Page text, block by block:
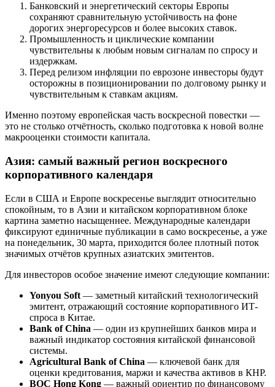
Банковский и энергетический секторы Европы
сохраняют сравнительную устойчивость на фоне
дорогих энергоресурсов и более высоких ставок.
Промышленность и циклические компании
чувствительны к любым новым сигналам по спросу и
издержкам.
Перед релизом инфляции по еврозоне инвесторы будут
осторожны в позиционировании по долговому рынку и
чувствительным к ставкам акциям.
Именно поэтому европейская часть воскресной повестки —
это не столько отчётность, сколько подготовка к новой волне
макрооценки стоимости капитала.
Азия: самый важный регион воскресного
корпоративного календаря
Если в США и Европе воскресенье выглядит относительно
спокойным, то в Азии и китайском корпоративном блоке
картина заметно насыщеннее. Международные календари
фиксируют единичные публикации в само воскресенье, а уже
на понедельник, 30 марта, приходится более плотный поток
значимых отчётов крупных азиатских эмитентов.
Для инвесторов особое значение имеют следующие компании:
Yonyou Soft — заметный китайский технологический
эмитент, отражающий состояние корпоративного ИТ-
спроса в Китае.
Bank of China — один из крупнейших банков мира и
важный индикатор состояния китайской финансовой
системы.
Agricultural Bank of China — ключевой банк для
оценки кредитования, маржи и качества активов в КНР.
BOC Hong Kong — важный ориентир по финансовому